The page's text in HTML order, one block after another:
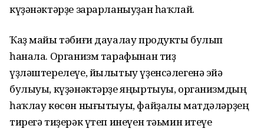
күҙәнәктәрҙе зарарланыуҙан һаҡлай.
Ҡаҙ майы тәбиғи дауалау продукты булып
һанала. Организм тарафынан тиҙ
үҙләштерелеүе, йылытыу үҙенсәлегенә эйә
булыуы, күҙәнәктәрҙе яңыртыуы, организмдың
һаҡлау көсѳн нығытыуы, файҙалы матдәләрҙең
тирегә тиҙерәк үтеп инеүен тәьмин итеүе